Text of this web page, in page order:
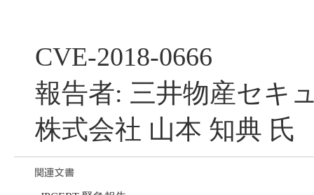
CVE-2018-0666
報告者: 三井物産セキ
株式会社 山本 知典 氏